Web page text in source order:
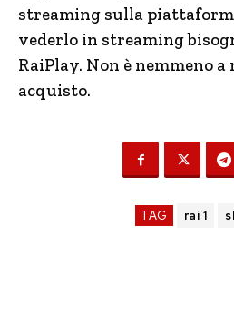
streaming sulla
vederlo in streaming
RaiPlay. Non è nemmeno a
acquisto.
TAG rai 1